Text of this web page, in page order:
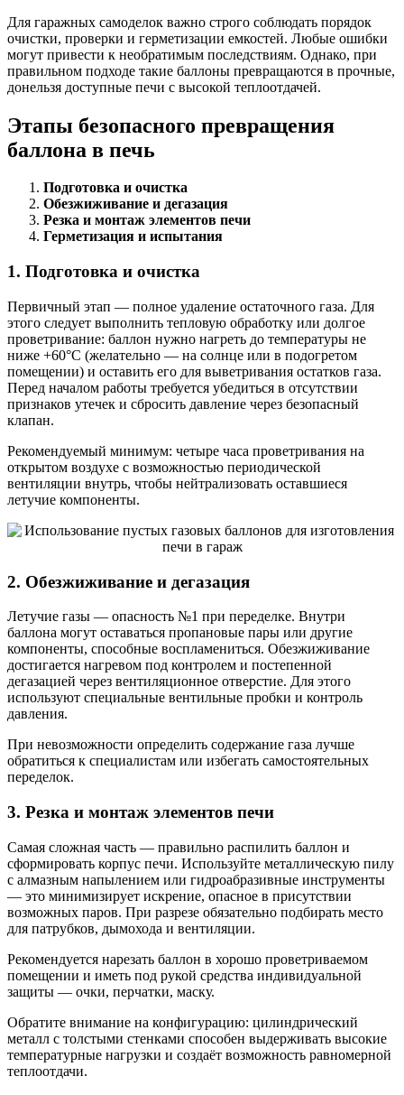
Для гаражных самоделок важно строго соблюдать порядок
очистки, проверки и герметизации емкостей. Любые ошибки
могут привести к необратимым последствиям. Однако, при
правильном подходе такие баллоны превращаются в прочные,
донельзя доступные печи с высокой теплоотдачей.
Этапы безопасного превращения
баллона в печь
Подготовка и очистка
Обезжиживание и дегазация
Резка и монтаж элементов печи
Герметизация и испытания
1. Подготовка и очистка
Первичный этап — полное удаление остаточного газа. Для
этого следует выполнить тепловую обработку или долгое
проветривание: баллон нужно нагреть до температуры не
ниже +60°C (желательно — на солнце или в подогретом
помещении) и оставить его для выветривания остатков газа.
Перед началом работы требуется убедиться в отсутствии
признаков утечек и сбросить давление через безопасный
клапан.
Рекомендуемый минимум: четыре часа проветривания на
открытом воздухе с возможностью периодической
вентиляции внутрь, чтобы нейтрализовать оставшиеся
летучие компоненты.
2. Обезжиживание и дегазация
Летучие газы — опасность №1 при переделке. Внутри
баллона могут оставаться пропановые пары или другие
компоненты, способные воспламениться. Обезжиживание
достигается нагревом под контролем и постепенной
дегазацией через вентиляционное отверстие. Для этого
используют специальные вентильные пробки и контроль
давления.
При невозможности определить содержание газа лучше
обратиться к специалистам или избегать самостоятельных
переделок.
3. Резка и монтаж элементов печи
Самая сложная часть — правильно распилить баллон и
сформировать корпус печи. Используйте металлическую пилу
с алмазным напылением или гидроабразивные инструменты
— это минимизирует искрение, опасное в присутствии
возможных паров. При разрезе обязательно подбирать место
для патрубков, дымохода и вентиляции.
Рекомендуется нарезать баллон в хорошо проветриваемом
помещении и иметь под рукой средства индивидуальной
защиты — очки, перчатки, маску.
Обратите внимание на конфигурацию: цилиндрический
металл с толстыми стенками способен выдерживать высокие
температурные нагрузки и создаёт возможность равномерной
теплоотдачи.